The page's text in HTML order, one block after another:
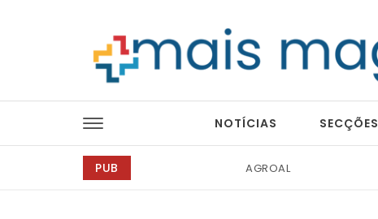
NOTÍCIAS SECÇÕES
PUB Abreu Advogados